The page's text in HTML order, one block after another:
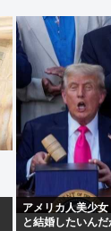
アメリカ人美少女
と結婚したいん